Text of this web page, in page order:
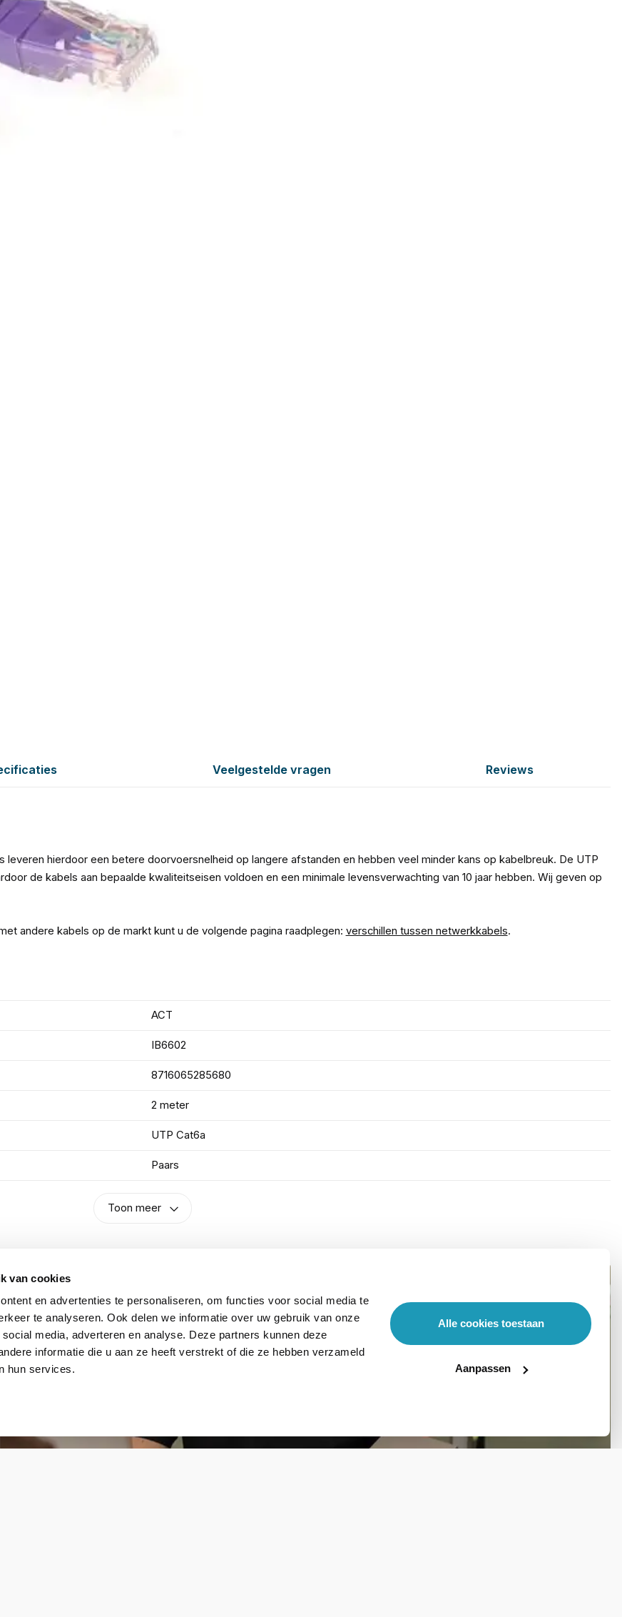
van cookies
en advertenties te personaliseren, om functies voor social media te
te analyseren. Ook delen we informatie over uw gebruik van onze
media, adverteren en analyse. Deze partners kunnen deze
informatie die u aan ze heeft verstrekt of die ze hebben verzameld
hun services.
Alle cookies toestaan
Aanpassen
Veelgestelde vragen Reviews
leveren hierdoor een betere doorvoersnelheid op langere afstanden en hebben veel minder kans op kabelbreuk. De UTP
de kabels aan bepaalde kwaliteitseisen voldoen en een minimale levensverwachting van 10 jaar hebben. Wij geven op
andere kabels op de markt kunt u de volgende pagina raadplegen: verschillen tussen netwerkkabels.
ACT
IB6602
8716065285680
2 meter
UTP Cat6a
Paars
Toon meer